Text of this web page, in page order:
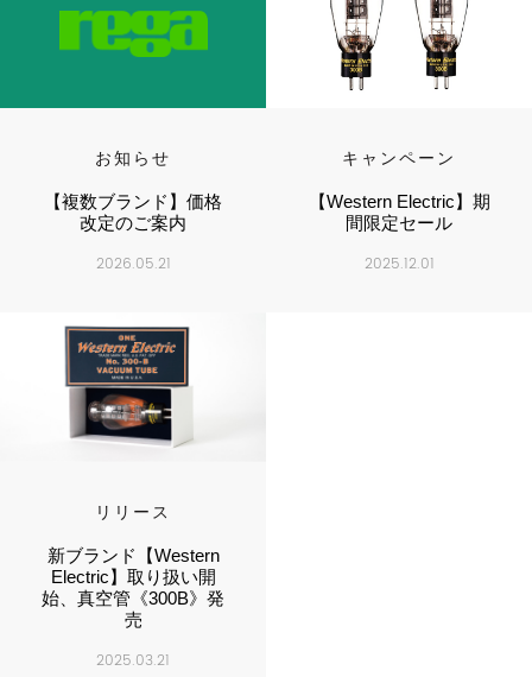
お知らせ
【複数ブランド】価格
改定のご案内
2026.05.21
キャンペーン
【Western Electric】期
間限定セール
2025.12.01
リリース
新ブランド【Western
Electric】取り扱い開
始、真空管《300B》発
売
2025.03.21